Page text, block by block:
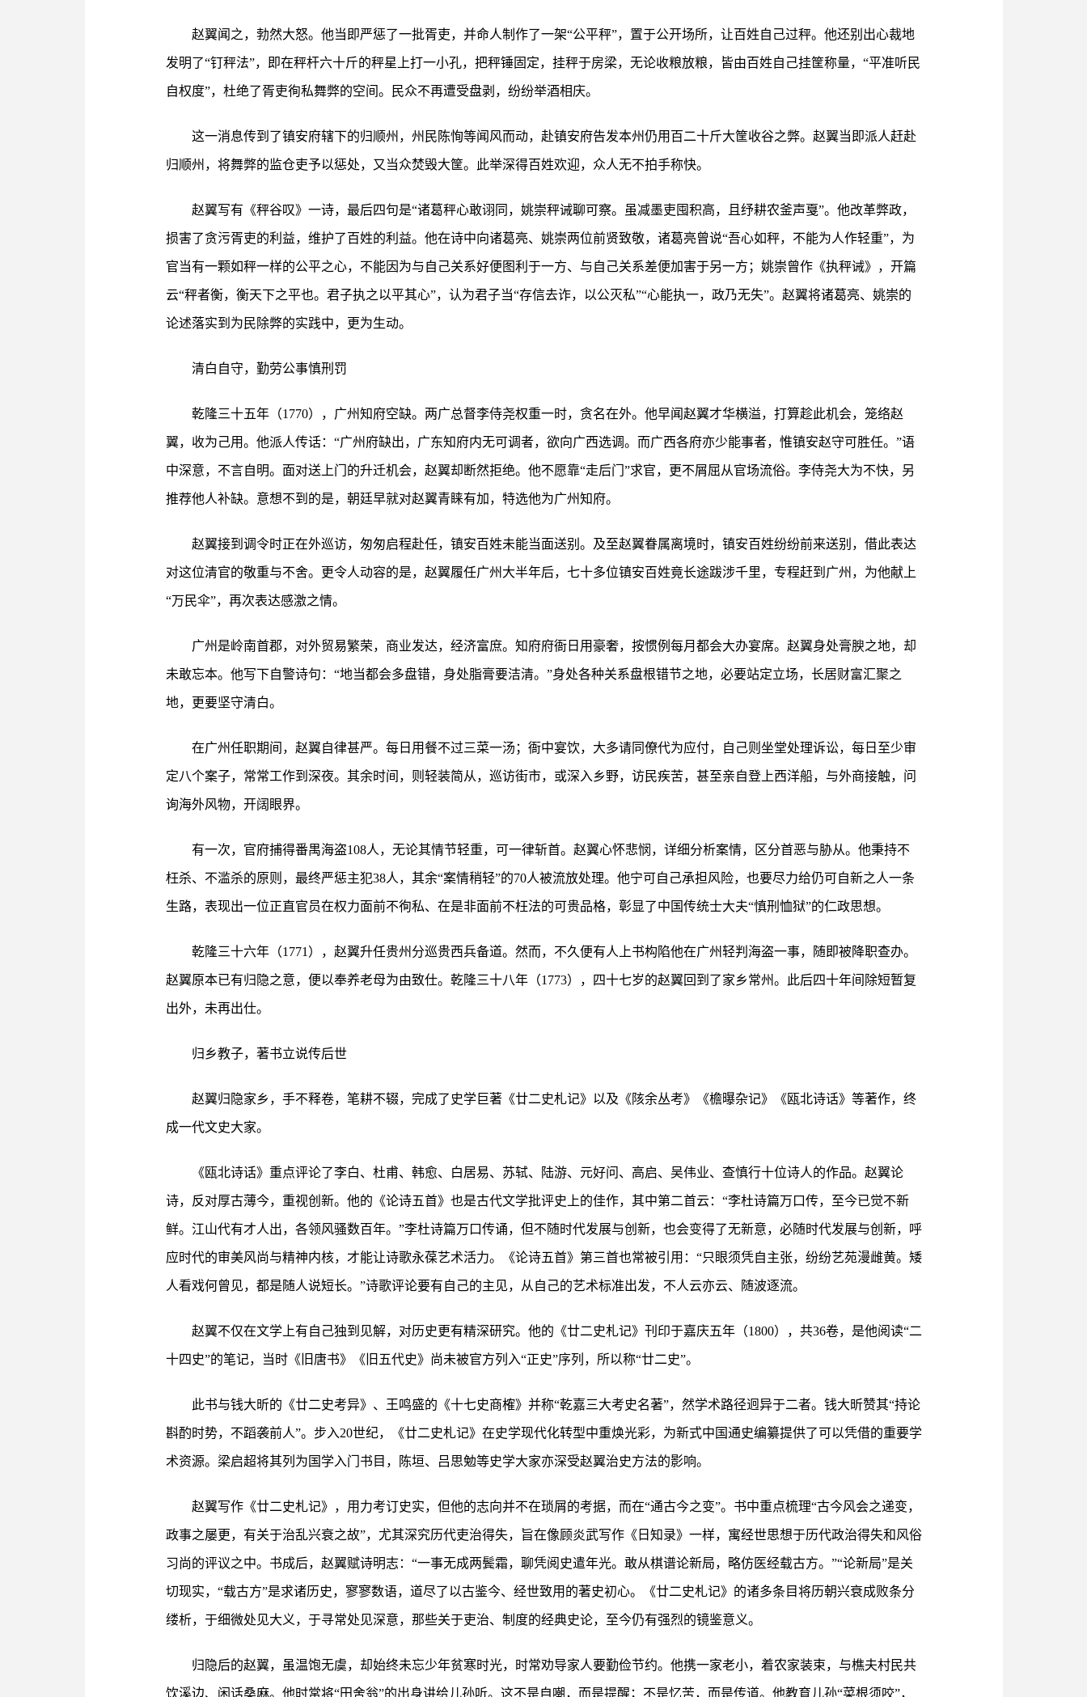
赵翼闻之，勃然大怒。他当即严惩了一批胥吏，并命人制作了一架“公平秤”，置于公开场所，让百姓自己过秤。他还别出心裁地
发明了“钉秤法”，即在秤杆六十斤的秤星上打一小孔，把秤锤固定，挂秤于房梁，无论收粮放粮，皆由百姓自己挂筐称量，“平准听民
自权度”，杜绝了胥吏徇私舞弊的空间。民众不再遭受盘剥，纷纷举酒相庆。
这一消息传到了镇安府辖下的归顺州，州民陈恂等闻风而动，赴镇安府告发本州仍用百二十斤大筐收谷之弊。赵翼当即派人赶赴
归顺州，将舞弊的监仓吏予以惩处，又当众焚毁大筐。此举深得百姓欢迎，众人无不拍手称快。
赵翼写有《秤谷叹》一诗，最后四句是“诸葛秤心敢诩同，姚崇秤诫聊可察。虽减墨吏囤积高，且纾耕农釜声戛”。他改革弊政，
损害了贪污胥吏的利益，维护了百姓的利益。他在诗中向诸葛亮、姚崇两位前贤致敬，诸葛亮曾说“吾心如秤，不能为人作轻重”，为
官当有一颗如秤一样的公平之心，不能因为与自己关系好便图利于一方、与自己关系差便加害于另一方；姚崇曾作《执秤诫》，开篇
云“秤者衡，衡天下之平也。君子执之以平其心”，认为君子当“存信去诈，以公灭私”“心能执一，政乃无失”。赵翼将诸葛亮、姚崇的
论述落实到为民除弊的实践中，更为生动。
清白自守，勤劳公事慎刑罚
乾隆三十五年（1770），广州知府空缺。两广总督李侍尧权重一时，贪名在外。他早闻赵翼才华横溢，打算趁此机会，笼络赵
翼，收为己用。他派人传话：“广州府缺出，广东知府内无可调者，欲向广西选调。而广西各府亦少能事者，惟镇安赵守可胜任。”语
中深意，不言自明。面对送上门的升迁机会，赵翼却断然拒绝。他不愿靠“走后门”求官，更不屑屈从官场流俗。李侍尧大为不快，另
推荐他人补缺。意想不到的是，朝廷早就对赵翼青睐有加，特选他为广州知府。
赵翼接到调令时正在外巡访，匆匆启程赴任，镇安百姓未能当面送别。及至赵翼眷属离境时，镇安百姓纷纷前来送别，借此表达
对这位清官的敬重与不舍。更令人动容的是，赵翼履任广州大半年后，七十多位镇安百姓竟长途跋涉千里，专程赶到广州，为他献上
“万民伞”，再次表达感激之情。
广州是岭南首郡，对外贸易繁荣，商业发达，经济富庶。知府府衙日用豪奢，按惯例每月都会大办宴席。赵翼身处膏腴之地，却
未敢忘本。他写下自警诗句：“地当都会多盘错，身处脂膏要洁清。”身处各种关系盘根错节之地，必要站定立场，长居财富汇聚之
地，更要坚守清白。
在广州任职期间，赵翼自律甚严。每日用餐不过三菜一汤；衙中宴饮，大多请同僚代为应付，自己则坐堂处理诉讼，每日至少审
定八个案子，常常工作到深夜。其余时间，则轻装简从，巡访街市，或深入乡野，访民疾苦，甚至亲自登上西洋船，与外商接触，问
询海外风物，开阔眼界。
有一次，官府捕得番禺海盗108人，无论其情节轻重，可一律斩首。赵翼心怀悲悯，详细分析案情，区分首恶与胁从。他秉持不
枉杀、不滥杀的原则，最终严惩主犯38人，其余“案情稍轻”的70人被流放处理。他宁可自己承担风险，也要尽力给仍可自新之人一条
生路，表现出一位正直官员在权力面前不徇私、在是非面前不枉法的可贵品格，彰显了中国传统士大夫“慎刑恤狱”的仁政思想。
乾隆三十六年（1771），赵翼升任贵州分巡贵西兵备道。然而，不久便有人上书构陷他在广州轻判海盗一事，随即被降职查办。
赵翼原本已有归隐之意，便以奉养老母为由致仕。乾隆三十八年（1773），四十七岁的赵翼回到了家乡常州。此后四十年间除短暂复
出外，未再出仕。
归乡教子，著书立说传后世
赵翼归隐家乡，手不释卷，笔耕不辍，完成了史学巨著《廿二史札记》以及《陔余丛考》《檐曝杂记》《瓯北诗话》等著作，终
成一代文史大家。
《瓯北诗话》重点评论了李白、杜甫、韩愈、白居易、苏轼、陆游、元好问、高启、吴伟业、查慎行十位诗人的作品。赵翼论
诗，反对厚古薄今，重视创新。他的《论诗五首》也是古代文学批评史上的佳作，其中第二首云：“李杜诗篇万口传，至今已觉不新
鲜。江山代有才人出，各领风骚数百年。”李杜诗篇万口传诵，但不随时代发展与创新，也会变得了无新意，必随时代发展与创新，呼
应时代的审美风尚与精神内核，才能让诗歌永葆艺术活力。《论诗五首》第三首也常被引用：“只眼须凭自主张，纷纷艺苑漫雌黄。矮
人看戏何曾见，都是随人说短长。”诗歌评论要有自己的主见，从自己的艺术标准出发，不人云亦云、随波逐流。
赵翼不仅在文学上有自己独到见解，对历史更有精深研究。他的《廿二史札记》刊印于嘉庆五年（1800），共36卷，是他阅读“二
十四史”的笔记，当时《旧唐书》《旧五代史》尚未被官方列入“正史”序列，所以称“廿二史”。
此书与钱大昕的《廿二史考异》、王鸣盛的《十七史商榷》并称“乾嘉三大考史名著”，然学术路径迥异于二者。钱大昕赞其“持论
斟酌时势，不蹈袭前人”。步入20世纪，《廿二史札记》在史学现代化转型中重焕光彩，为新式中国通史编纂提供了可以凭借的重要学
术资源。梁启超将其列为国学入门书目，陈垣、吕思勉等史学大家亦深受赵翼治史方法的影响。
赵翼写作《廿二史札记》，用力考订史实，但他的志向并不在琐屑的考据，而在“通古今之变”。书中重点梳理“古今风会之递变，
政事之屡更，有关于治乱兴衰之故”，尤其深究历代吏治得失，旨在像顾炎武写作《日知录》一样，寓经世思想于历代政治得失和风俗
习尚的评议之中。书成后，赵翼赋诗明志：“一事无成两鬓霜，聊凭阅史遣年光。敢从棋谱论新局，略仿医经载古方。”“论新局”是关
切现实，“载古方”是求诸历史，寥寥数语，道尽了以古鉴今、经世致用的著史初心。《廿二史札记》的诸多条目将历朝兴衰成败条分
缕析，于细微处见大义，于寻常处见深意，那些关于吏治、制度的经典史论，至今仍有强烈的镜鉴意义。
归隐后的赵翼，虽温饱无虞，却始终未忘少年贫寒时光，时常劝导家人要勤俭节约。他携一家老小，着农家装束，与樵夫村民共
饮溪边、闲话桑麻。他时常将“田舍翁”的出身讲给儿孙听。这不是自嘲，而是提醒；不是忆苦，而是传道。他教育儿孙“菜根须咬”，